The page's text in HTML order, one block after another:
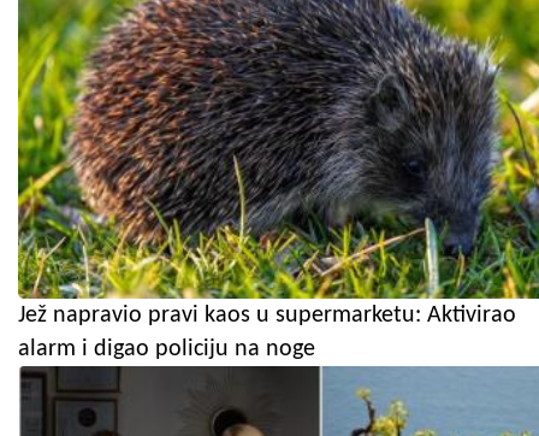
Jež napravio pravi kaos u supermarketu: Aktivirao
alarm i digao policiju na noge